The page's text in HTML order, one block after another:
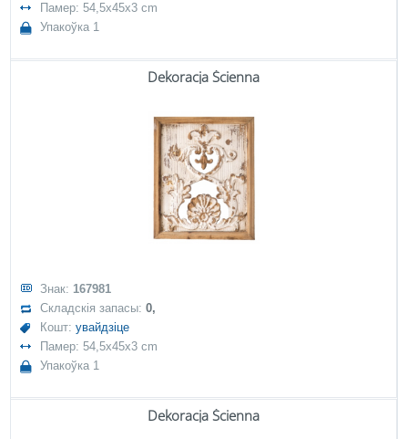
Памер: 54,5x45x3 cm
Упакоўка 1
Dekoracja Ścienna
Знак: 167981
Складскія запасы:0,
Кошт:увайдзіце
Памер: 54,5x45x3 cm
Упакоўка 1
Dekoracja Ścienna